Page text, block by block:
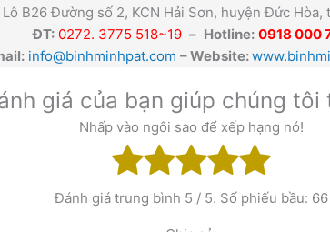
Lô B26 Đường số 2, KCN Hải Sơn, huyện Đức Hòa,
ĐT: 0272. 3775 518~19 – Hotline: 0918 000
info@binhminhpat.com – Website:
giá của bạn giúp chúng tôi
Nhấp vào ngôi sao để xếp hạng nó!
Đánh giá trung bình 5 / 5. Số phiếu bầu: 66